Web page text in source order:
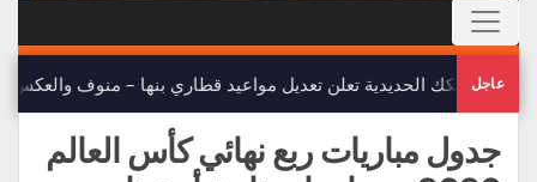
عاجل
هيئة السكك الحديدية تعلن تعديل مواعيد قطاري بنها – منوف والعكس
جدول مباريات ربع نهائي كأس العالم